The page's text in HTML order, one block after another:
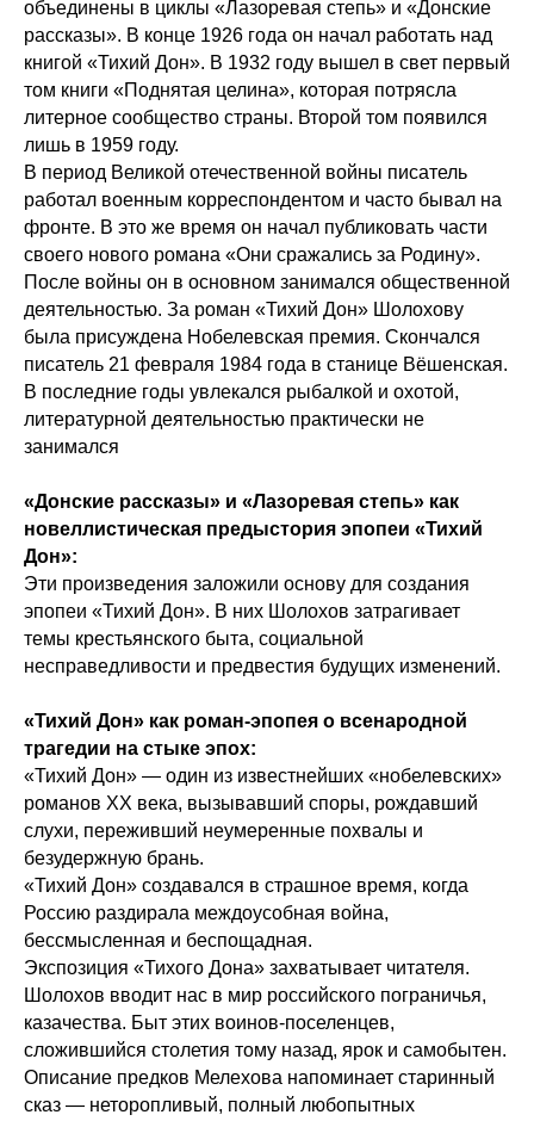
объединены в циклы «Лазоревая степь» и «Донские
рассказы». В конце 1926 года он начал работать над
книгой «Тихий Дон». В 1932 году вышел в свет первый
том книги «Поднятая целина», которая потрясла
литерное сообщество страны. Второй том появился
лишь в 1959 году.
В период Великой отечественной войны писатель
работал военным корреспондентом и часто бывал на
фронте. В это же время он начал публиковать части
своего нового романа «Они сражались за Родину».
После войны он в основном занимался общественной
деятельностью. За роман «Тихий Дон» Шолохову
была присуждена Нобелевская премия. Скончался
писатель 21 февраля 1984 года в станице Вёшенская.
В последние годы увлекался рыбалкой и охотой,
литературной деятельностью практически не
занимался
«Донские рассказы» и «Лазоревая степь» как
новеллистическая предыстория эпопеи «Тихий
Дон»:
Эти произведения заложили основу для создания
эпопеи «Тихий Дон». В них Шолохов затрагивает
темы крестьянского быта, социальной
несправедливости и предвестия будущих изменений.
«Тихий Дон» как роман-эпопея о всенародной
трагедии на стыке эпох:
«Тихий Дон» — один из известнейших «нобелевских»
романов XX века, вызывавший споры, рождавший
слухи, переживший неумеренные похвалы и
безудержную брань.
«Тихий Дон» создавался в страшное время, когда
Россию раздирала междоусобная война,
бессмысленная и беспощадная.
Экспозиция «Тихого Дона» захватывает читателя.
Шолохов вводит нас в мир российского пограничья,
казачества. Быт этих воинов-поселенцев,
сложившийся столетия тому назад, ярок и самобытен.
Описание предков Мелехова напоминает старинный
сказ — неторопливый, полный любопытных